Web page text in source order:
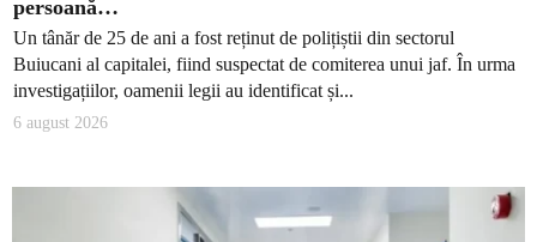
persoană…
Un tânăr de 25 de ani a fost reținut de polițiștii din sectorul
Buiucani al capitalei, fiind suspectat de comiterea unui jaf. În urma
investigațiilor, oamenii legii au identificat și...
6 august 2026